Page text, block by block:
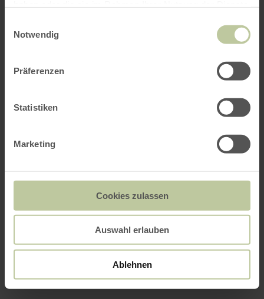
Notwendig
Präferenzen
Statistiken
Marketing
Cookies zulassen
Auswahl erlauben
Ablehnen